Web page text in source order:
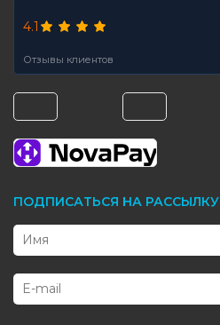
4.1
Отзывы клиентов
ПОДПИСАТЬСЯ НА РАССЫЛКУ